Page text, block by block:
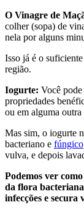
O Vinagre de
colher (sopa) de
nela por alguns
Isso já é o
região.
Iogurte: Você
propriedades
ou em alguma outra
Mas sim, o iogurte
bacteriano e fúngico
vulva, e depois
Podemos ver
da flora
infecções e secura